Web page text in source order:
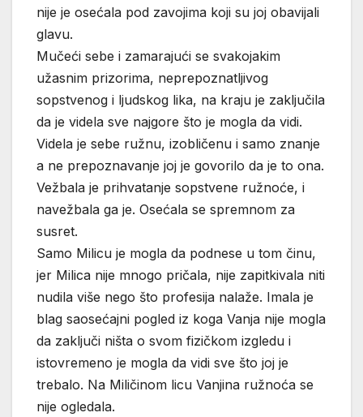
nije je osećala pod zavojima koji su joj obavijali
glavu.
Mučeći sebe i zamarajući se svakojakim
užasnim prizorima, neprepoznatljivog
sopstvenog i ljudskog lika, na kraju je zaključila
da je videla sve najgore što je mogla da vidi.
Videla je sebe ružnu, izobličenu i samo znanje
a ne prepoznavanje joj je govorilo da je to ona.
Vežbala je prihvatanje sopstvene ružnoće, i
navežbala ga je. Osećala se spremnom za
susret.
Samo Milicu je mogla da podnese u tom činu,
jer Milica nije mnogo pričala, nije zapitkivala niti
nudila više nego što profesija nalaže. Imala je
blag saosećajni pogled iz koga Vanja nije mogla
da zaključi ništa o svom fizičkom izgledu i
istovremeno je mogla da vidi sve što joj je
trebalo. Na Miličinom licu Vanjina ružnoća se
nije ogledala.